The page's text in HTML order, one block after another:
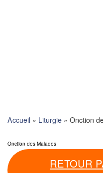
Accueil » Liturgie » Onction
Onction des Malades
RETOUR